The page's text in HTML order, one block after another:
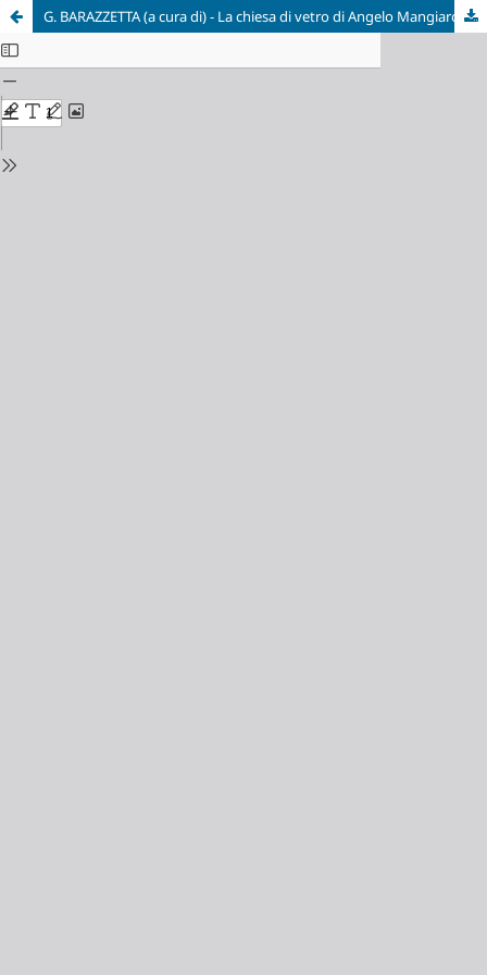
G. BARAZZETTA (a cura di) - La chiesa di vetro di Angelo Mangiarotti, Bruno Morassutti, Aldo Favini. La storia e il restauro della chiesa di Baranzate